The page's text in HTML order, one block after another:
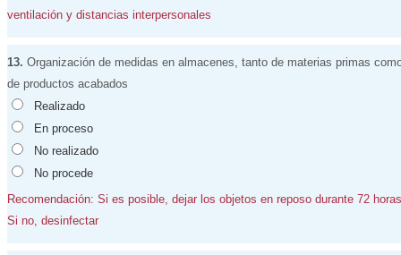
ventilación y distancias interpersonales
13. Organización de medidas en almacenes, tanto de materias primas
de productos acabados
Realizado
En proceso
No realizado
No procede
Recomendación: Si es posible, dejar los objetos en reposo durante 72
Si no, desinfectar